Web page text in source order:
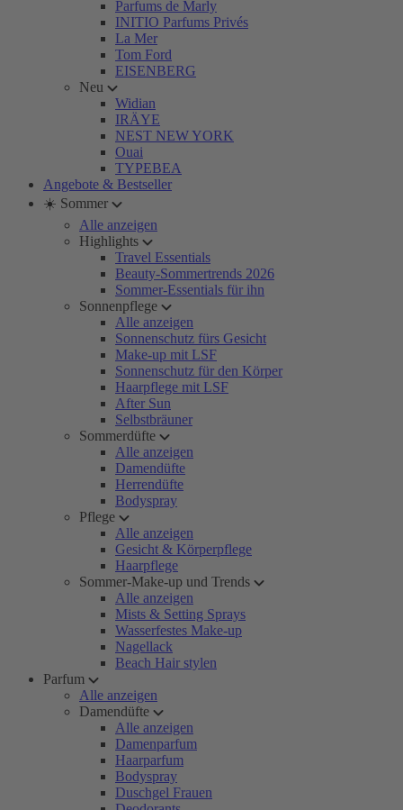
Parfums de Marly
INITIO Parfums Privés
La Mer
Tom Ford
EISENBERG
Neu
Widian
IRÄYE
NEST NEW YORK
Ouai
TYPEBEA
Angebote & Bestseller
☀️ Sommer
Alle anzeigen
Highlights
Travel Essentials
Beauty-Sommertrends 2026
Sommer-Essentials für ihn
Sonnenpflege
Alle anzeigen
Sonnenschutz fürs Gesicht
Make-up mit LSF
Sonnenschutz für den Körper
Haarpflege mit LSF
After Sun
Selbstbräuner
Sommerdüfte
Alle anzeigen
Damendüfte
Herrendüfte
Bodyspray
Pflege
Alle anzeigen
Gesicht & Körperpflege
Haarpflege
Sommer-Make-up und Trends
Alle anzeigen
Mists & Setting Sprays
Wasserfestes Make-up
Nagellack
Beach Hair stylen
Parfum
Alle anzeigen
Damendüfte
Alle anzeigen
Damenparfum
Haarparfum
Bodyspray
Duschgel Frauen